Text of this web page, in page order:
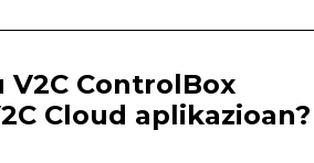
ControlBox
Cloud aplikazioan?